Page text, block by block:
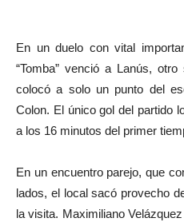
En un duelo con vital
“Tomba” venció a Lanús,
colocó a solo un punto del
Colon. El único gol del partido
a los 16 minutos del primer
En un encuentro parejo, que
lados, el local sacó provecho
la visita. Maximiliano